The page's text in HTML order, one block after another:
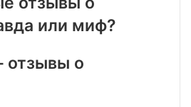
или миф?
отзывы о